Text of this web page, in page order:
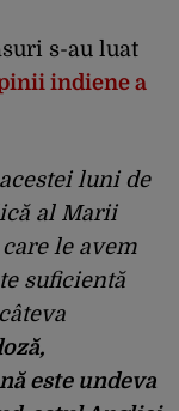
s-au luat
indiene a
luni de
al Marii
le avem
suficientă
este undeva